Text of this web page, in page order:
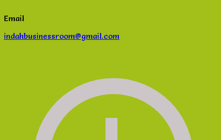
Email
indahbusinessroom@gmail.com